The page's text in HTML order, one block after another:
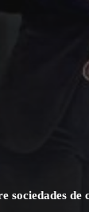
sociedades de